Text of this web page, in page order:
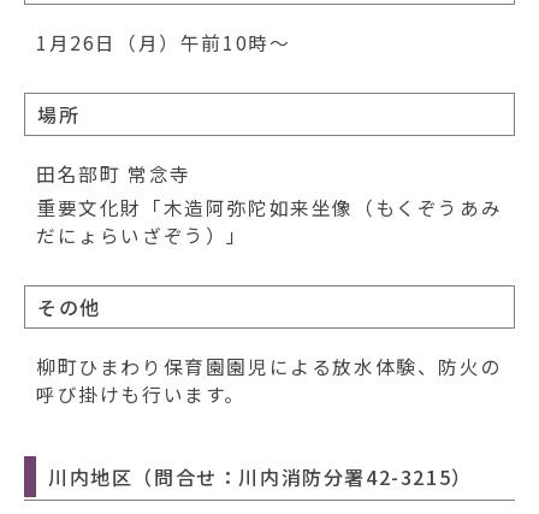
1月26日（月）午前10時～
場所
田名部町 常念寺
重要文化財「木造阿弥陀如来坐像（もくぞうあみ
だにょらいざぞう）」
その他
柳町ひまわり保育園園児による放水体験、防火の
呼び掛けも行います。
川内地区（問合せ：川内消防分署42-3215）